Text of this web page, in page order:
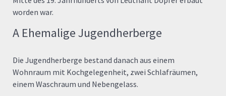
worden war.
A Ehemalige Jugendherberge
Die Jugendherberge bestand danach aus einem
Wohnraum mit Kochgelegenheit, zwei Schlafräumen,
einem Waschraum und Nebengelass.